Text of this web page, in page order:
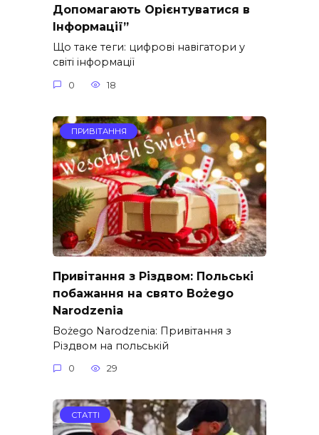
Допомагають Орієнтуватися в
Інформації”
Що таке теги: цифрові навігатори у
світі інформації
0 18
ПРИВІТАННЯ
Привітання з Різдвом: Польські
побажання на свято Bożego
Narodzenia
Bożego Narodzenia: Привітання з
Різдвом на польській
0 29
СТАТТІ